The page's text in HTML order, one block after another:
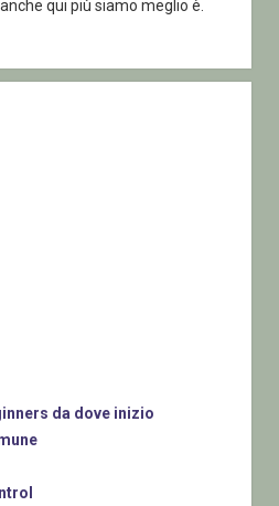
qui più siamo meglio è.
da dove inizio